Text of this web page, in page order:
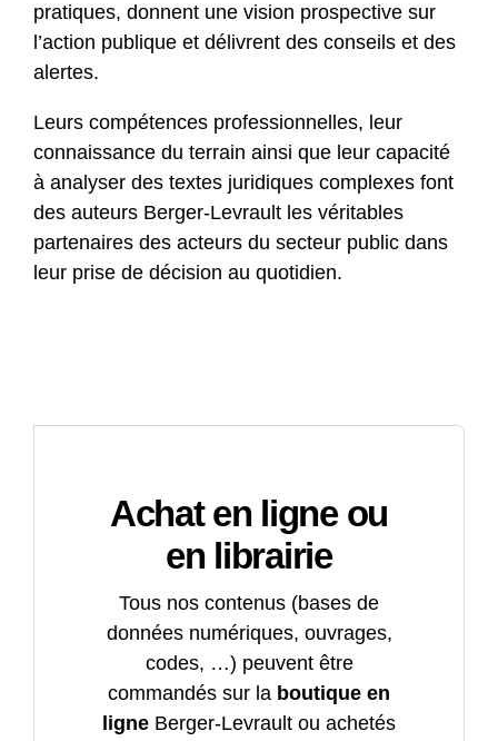
pratiques, donnent une vision prospective sur
l’action publique et délivrent des conseils et des
alertes.
Leurs compétences professionnelles, leur
connaissance du terrain ainsi que leur capacité
à analyser des textes juridiques complexes font
des auteurs Berger-Levrault les véritables
partenaires des acteurs du secteur public dans
leur prise de décision au quotidien.
Achat en ligne ou
en librairie
Tous nos contenus (bases de
données numériques, ouvrages,
codes, …) peuvent être
commandés sur la boutique en
ligne Berger-Levrault ou achetés